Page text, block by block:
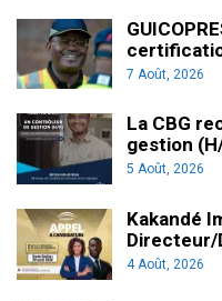
7 Août, 2026
La CBG
gestion
5 Août, 2026
Kakandé
4 Août, 2026